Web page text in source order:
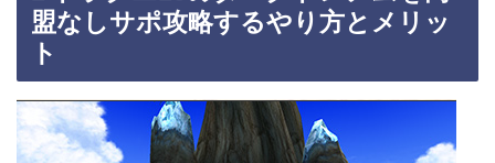
盟なしサポ攻略するやり方とメリッ
ト